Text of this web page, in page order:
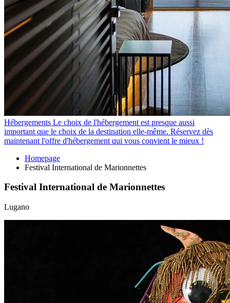
Hébergements Le choix de l'hébergement est presque aussi
important que le choix de la destination elle-même. Réservez dès
maintenant l'offre d'hébergement qui vous convient le mieux !
Homepage
Festival International de Marionnettes
Festival International de Marionnettes
Lugano